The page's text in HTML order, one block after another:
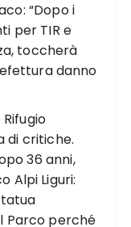
“Dopo i
per TIR e
toccherà
danno
di critiche.
36 anni,
Alpi Liguri:
Parco perché